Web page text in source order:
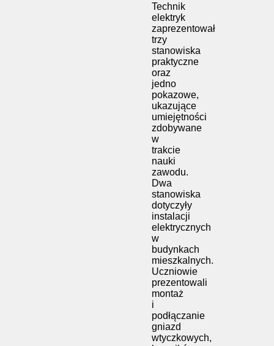
Technik
elektryk
zaprezentował
trzy
stanowiska
praktyczne
oraz
jedno
pokazowe,
ukazujące
umiejętności
zdobywane
w
trakcie
nauki
zawodu.
Dwa
stanowiska
dotyczyły
instalacji
elektrycznych
w
budynkach
mieszkalnych.
Uczniowie
prezentowali
montaż
i
podłączanie
gniazd
wtyczkowych,